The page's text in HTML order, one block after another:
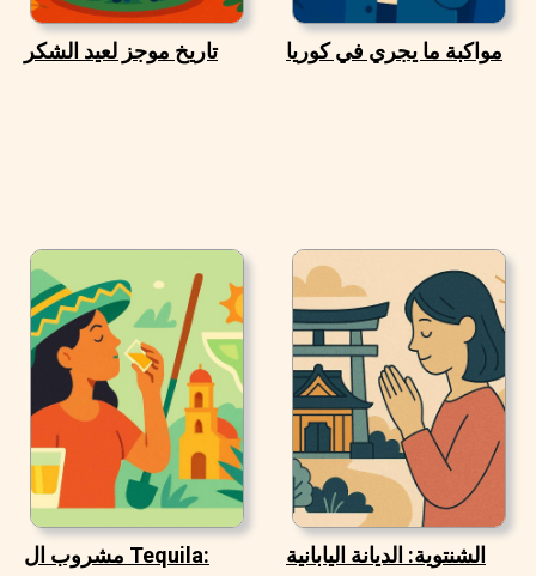
تاريخ موجز لعيد الشكر مواكبة ما يجري في كوريا
مشروب ال Tequila: الشنتوية: الديانة اليابانية